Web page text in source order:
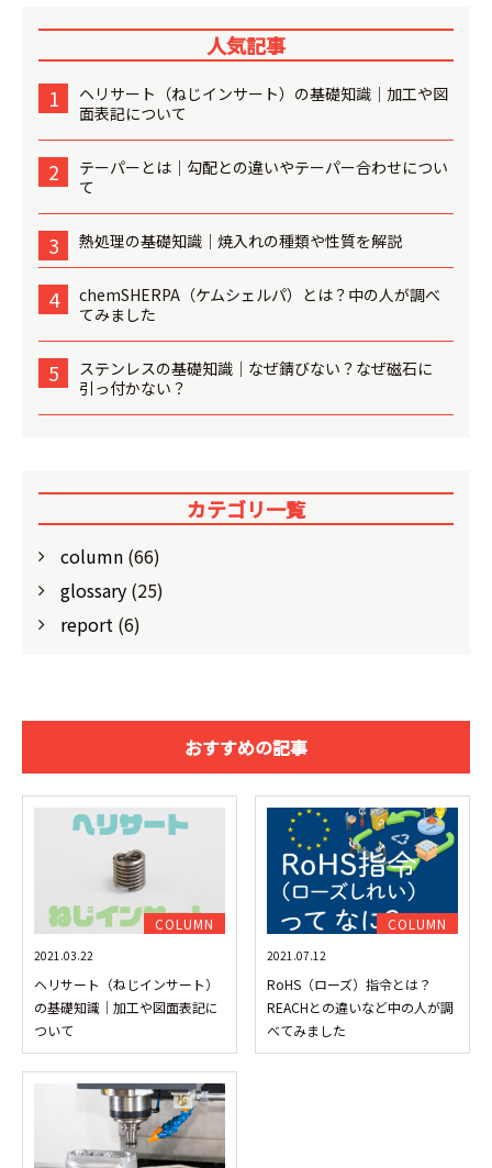
人気記事
1
ヘリサート（ねじインサート）の基礎知識│加工や図
面表記について
2
テーパーとは│勾配との違いやテーパー合わせについ
て
3 熱処理の基礎知識│焼入れの種類や性質を解説
4
chemSHERPA（ケムシェルパ）とは？中の人が調べ
てみました
5
ステンレスの基礎知識│なぜ錆びない？なぜ磁石に
引っ付かない？
カテゴリ一覧
column (66)
glossary (25)
report (6)
おすすめの記事
COLUMN
2021.03.22
ヘリサート（ねじインサート）
の基礎知識│加工や図面表記に
ついて
COLUMN
2021.07.12
RoHS（ローズ）指令とは？
REACHとの違いなど中の人が調
べてみました